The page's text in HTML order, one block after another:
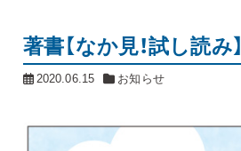
著書【なか見！試し読み】
2020.06.15 お知らせ